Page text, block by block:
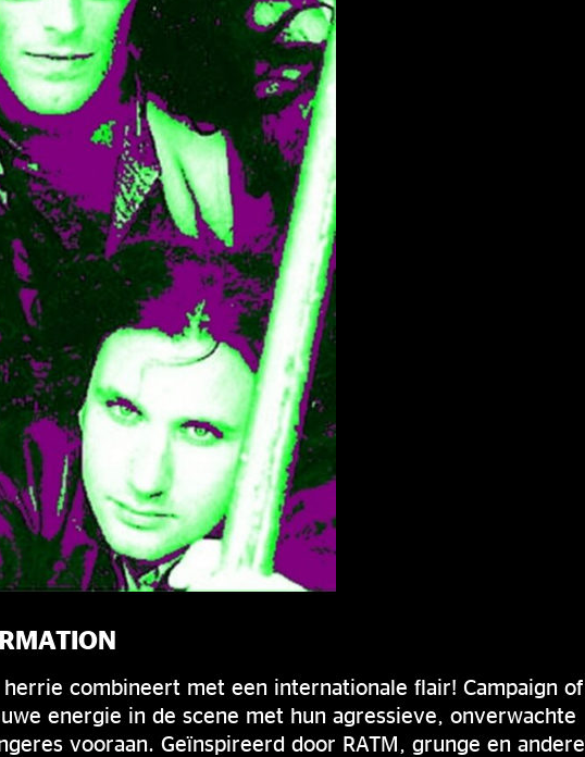
combineert met een internationale flair! Campaign of
energie in de scene met hun agressieve, onverwachte
vooraan. Geïnspireerd door RATM, grunge en andere